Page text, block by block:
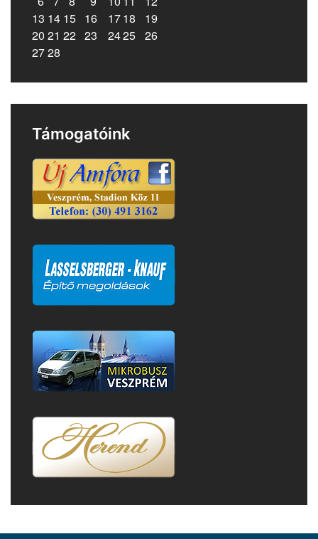
13 14 15 16 1718
19
20 21 22 23 2425 26
2728
Támogatóink